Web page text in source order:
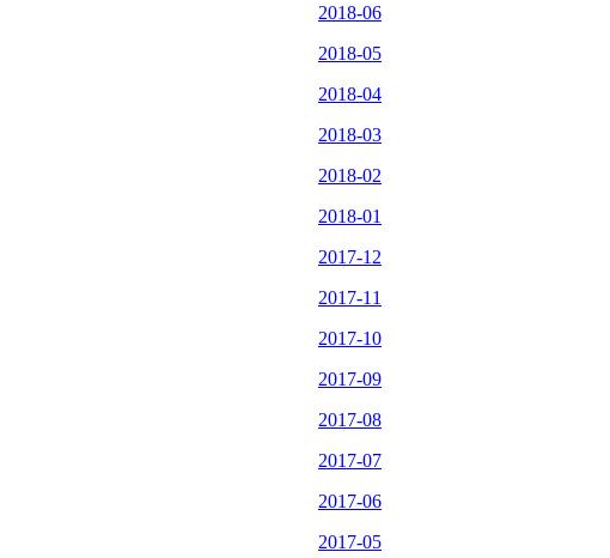
2018-06
2018-05
2018-04
2018-03
2018-02
2018-01
2017-12
2017-11
2017-10
2017-09
2017-08
2017-07
2017-06
2017-05